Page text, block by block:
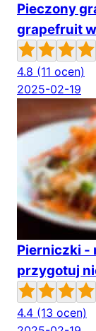
Pieczony
grapefruit
4.8 (11 ocen)
2025-02-19
Pierniczki -
przygotuj
4.4 (13 ocen)